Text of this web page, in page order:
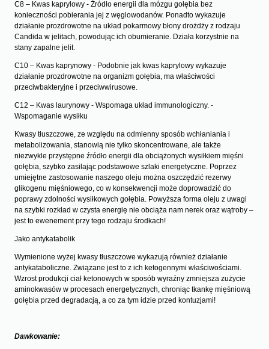
C8 – Kwas kaprylowy - Źródło energii dla mózgu gołębia bez
konieczności pobierania jej z węglowodanów. Ponadto wykazuje
działanie prozdrowotne na układ pokarmowy błony drożdży z rodzaju
Candida w jelitach, powodując ich obumieranie. Działa korzystnie na
stany zapalne jelit.
C10 – Kwas kaprynowy - Podobnie jak kwas kaprylowy wykazuje
działanie prozdrowotne na organizm gołębia, ma właściwości
przeciwbakteryjne i przeciwwirusowe.
C12 – Kwas laurynowy - Wspomaga układ immunologiczny. -
Wspomaganie wysiłku
Kwasy tłuszczowe, ze względu na odmienny sposób wchłaniania i
metabolizowania, stanowią nie tylko skoncentrowane, ale także
niezwykle przystępne źródło energii dla obciążonych wysiłkiem mięśni
gołębia, szybko zasilając podstawowe szlaki energetyczne. Poprzez
umiejętne zastosowanie naszego oleju można oszczędzić rezerwy
glikogenu mięśniowego, co w konsekwencji może doprowadzić do
poprawy zdolności wysiłkowych gołębia. Powyższa forma oleju z uwagi
na szybki rozkład w czysta energię nie obciąża nam nerek oraz wątroby –
jest to ewenement przy tego rodzaju środkach!
Jako antykatabolik
Wymienione wyżej kwasy tłuszczowe wykazują również działanie
antykataboliczne. Związane jest to z ich ketogennymi właściwościami.
Wzrost produkcji ciał ketonowych w sposób wyraźny zmniejsza zużycie
aminokwasów w procesach energetycznych, chroniąc tkankę mięśniową
gołębia przed degradacją, a co za tym idzie przed kontuzjami!
Dawkowanie: